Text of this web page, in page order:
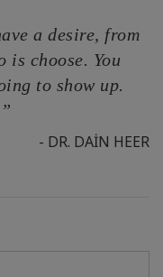
a desire, from
is choose. You
to show up.
- DR. DAIN HEER